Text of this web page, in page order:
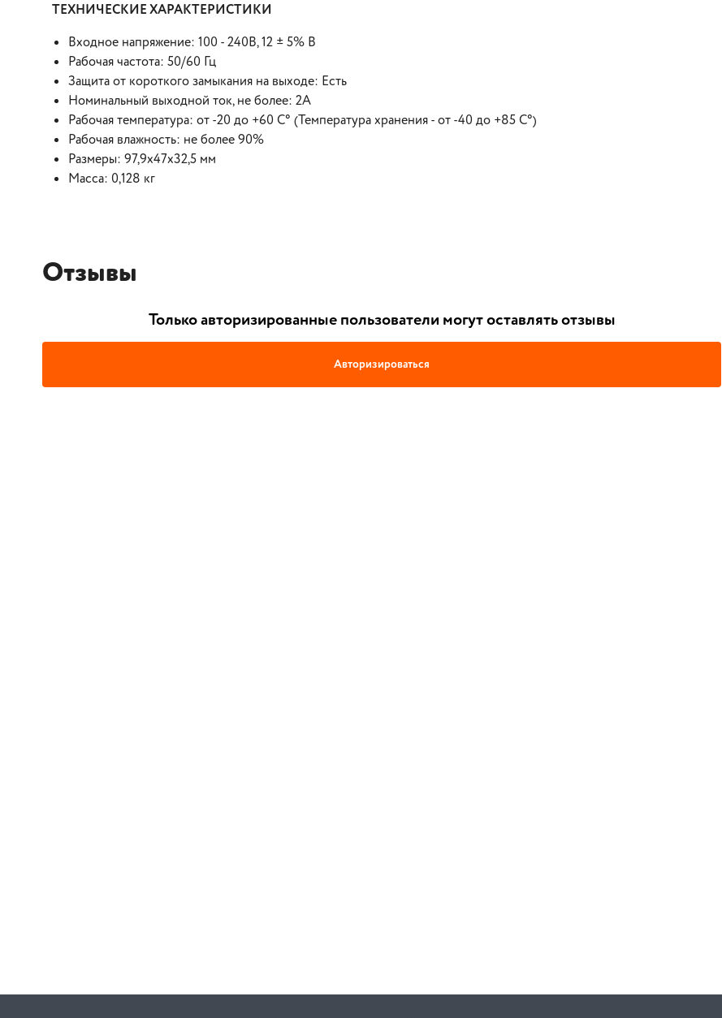
ТЕХНИЧЕСКИЕ ХАРАКТЕРИСТИКИ
Входное напряжение: 100 - 240В, 12 ± 5% В
Рабочая частота: 50/60 Гц
Защита от короткого замыкания на выходе: Есть
Номинальный выходной ток, не более: 2А
Рабочая температура: от -20 до +60 С° (Температура хранения - от -40 до +85 С°)
Рабочая влажность: не более 90%
Размеры: 97,9x47x32,5 мм
Масса: 0,128 кг
Отзывы
Только авторизированные пользователи могут оставлять отзывы
Авторизироваться